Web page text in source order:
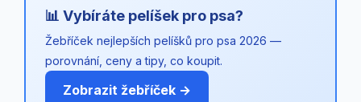
📊 Vybíráte pelíšek pro psa?
Žebříček nejlepších pelíšků pro psa 2026 —
porovnání, ceny a tipy, co koupit.
Zobrazit žebříček →